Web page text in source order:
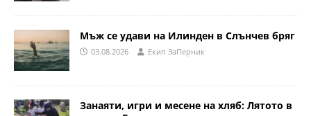
Мъж се удави на Илинден в Слънчев бряг
03.08.2026 Eкип ЗаПерник
Занаяти, игри и месене на хляб: Лятото в